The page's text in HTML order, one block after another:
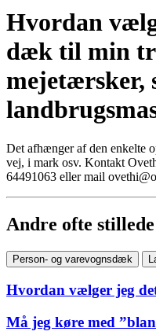
Hvordan
dæk til min
mejetærsker,
Det afhænger af den enkelte
vej, i mark osv. Kontakt
64491063 eller mail
Andre ofte
Person- og varevognsdæk
Hvordan vælger jeg
Må jeg køre med